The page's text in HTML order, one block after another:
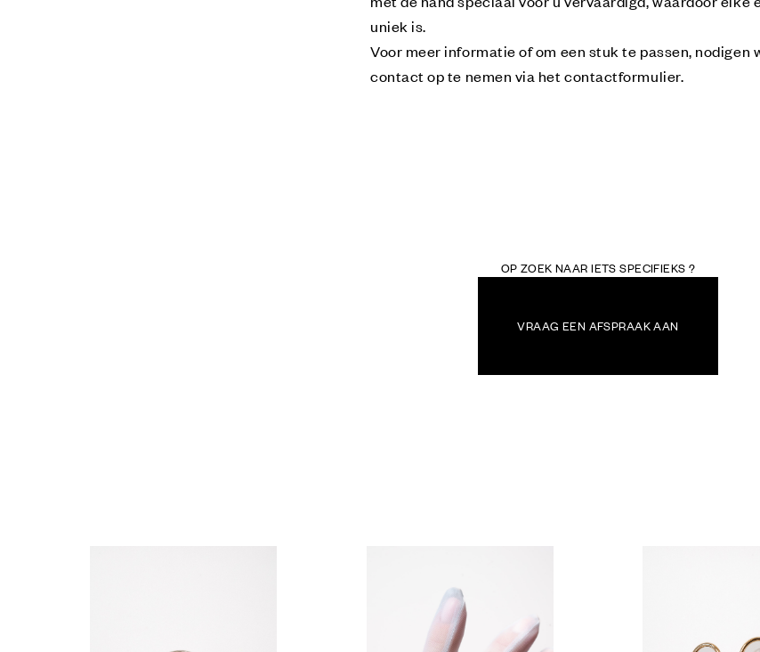
uniek is.
Voor meer informatie of om een stuk te passen, nodigen
contact op te nemen via het contactformulier.
OP ZOEK NAAR IETS SPECIFIEKS ?
VRAAG EEN AFSPRAAK AAN